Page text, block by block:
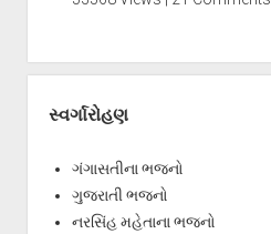
સ્વર્ગારોહણ
ગંગાસતીના ભજનો
ગુજરાતી ભજનો
નરસિંહ મહેતાના ભજનો